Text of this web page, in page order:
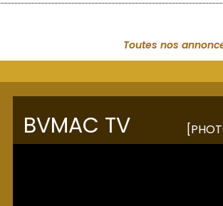
Toutes nos
BVMAC TV